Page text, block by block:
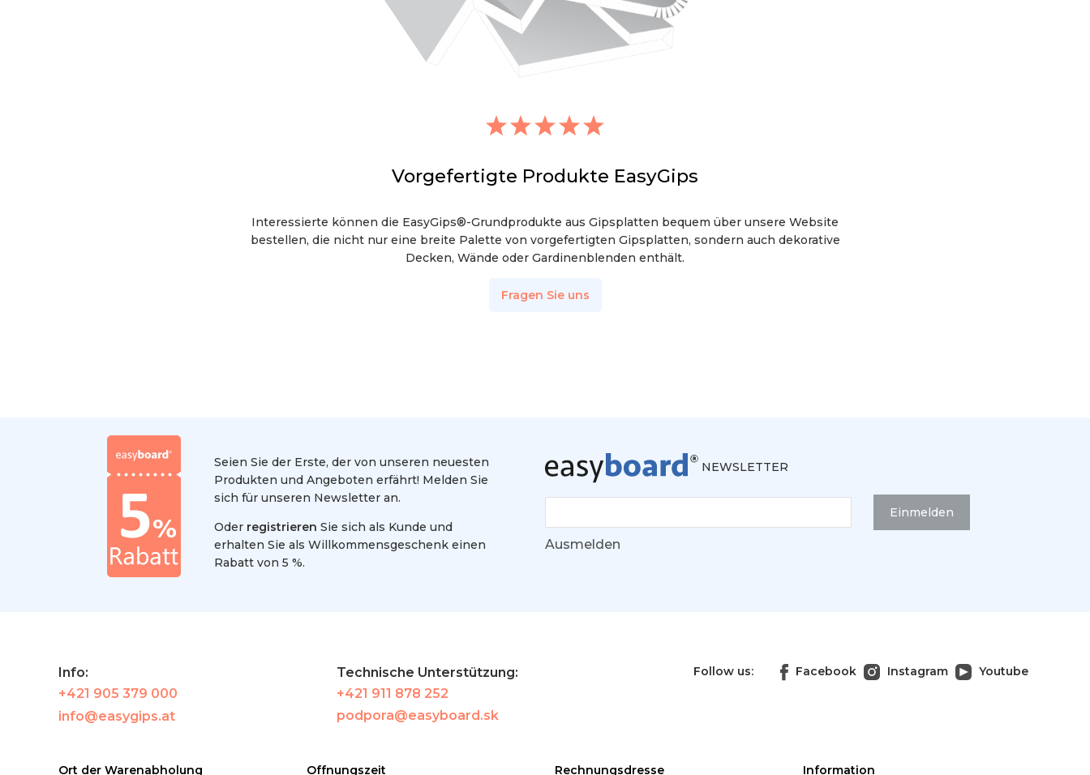
Vorgefertigte Produkte EasyGips
Interessierte können die EasyGips®-Grundprodukte aus Gipsplatten bequem über unsere Website
bestellen, die nicht nur eine breite Palette von vorgefertigten Gipsplatten, sondern auch dekorative
Decken, Wände oder Gardinenblenden enthält.
Fragen Sie uns
Seien Sie der Erste, der von unseren neuesten
Produkten und Angeboten erfährt! Melden Sie
sich für unseren Newsletter an.
Oder registrieren Sie sich als Kunde und
erhalten Sie als Willkommensgeschenk einen
Rabatt von 5 %.
NEWSLETTER
Einmelden
Ausmelden
Info:
+421 905 379 000
info@easygips.at
Technische Unterstützung:
+421 911 878 252
podpora@easyboard.sk
Follow us: Facebook Instagram Youtube
Ort der Warenabholung Offnungszeit Rechnungsdresse Information